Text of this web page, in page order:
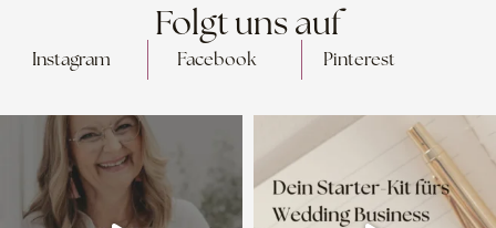
Folgt uns auf
Instagram Facebook Pinterest